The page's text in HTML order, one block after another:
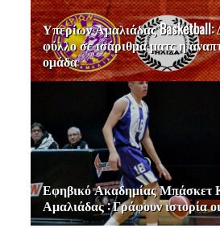
Υπερίων Αμαλιάδας
φύλλο σε ισάριθμα ματς η
ομάδα
Εφηβικό Ακαδημίας Μπάσκετ
Αμαλιάδας : Γράφουν ιστορία